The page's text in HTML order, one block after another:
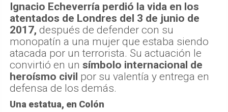
Ignacio Echeverría perdió la vida en los
atentados de Londres del 3 de junio de
2017, después de defender con su
monopatín a una mujer que estaba siendo
atacada por un terrorista. Su actuación le
convirtió en un símbolo internacional de
heroísmo civil por su valentía y entrega en
defensa de los demás.
Una estatua, en Colón